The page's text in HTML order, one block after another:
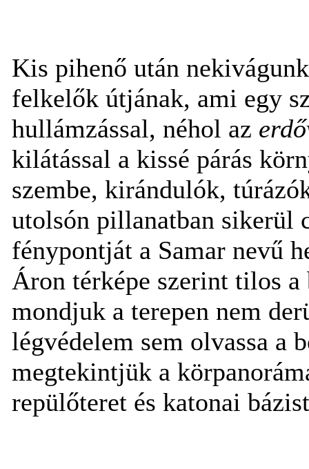
Kis pihenő után
felkelők útjának, ami egy
hullámzással, néhol az
kilátással a kissé párás
szembe, kirándulók,
utolsón pillanatban sikerül
fénypontját a Samar nevű
Áron térképe szerint tilos
mondjuk a terepen nem
légvédelem sem olvassa a
megtekintjük a
repülőteret és katonai